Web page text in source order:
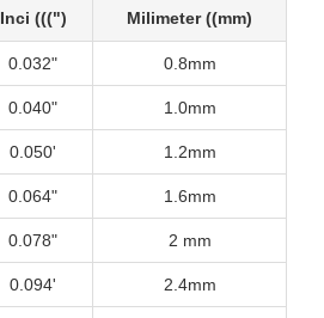
Inci (((") Milimeter ((mm)
0.032" 0.8mm
0.040" 1.0mm
0.050' 1.2mm
0.064" 1.6mm
0.078" 2 mm
0.094' 2.4mm